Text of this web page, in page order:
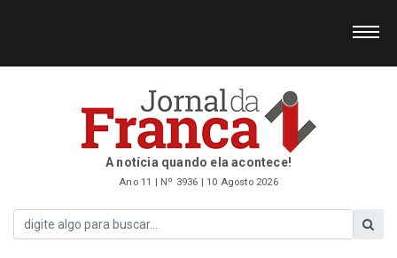
A notícia quando ela acontece!
Ano 11 | Nº 3936 | 10 Agosto 2026